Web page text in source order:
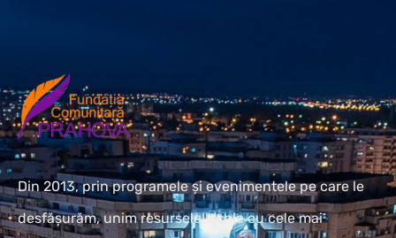
Din 2013, prin programele și evenimentele pe care le
desfășurăm, unim resursele locale cu cele mai